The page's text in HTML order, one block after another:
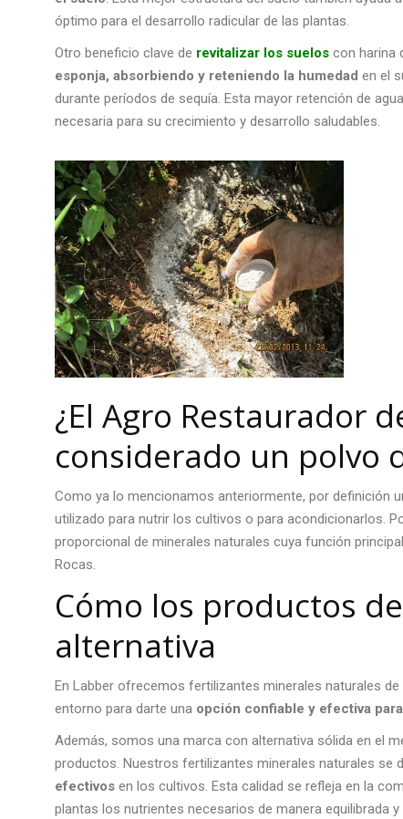
óptimo para el desarrollo radicular de las plantas.
Otro beneficio clave de revitalizar los suelos con harina
esponja, absorbiendo y reteniendo la humedad en el
durante períodos de sequía. Esta mayor retención de
necesaria para su crecimiento y desarrollo saludables.
¿El Agro Restaurador
considerado un polvo
Como ya lo mencionamos anteriormente, por definición
utilizado para nutrir los cultivos o para acondicionarlos.
proporcional de minerales naturales cuya función
Rocas.
Cómo los productos
alternativa
En Labber ofrecemos fertilizantes minerales naturales
entorno para darte una opción confiable y efectiva
Además, somos una marca con alternativa sólida en el
productos. Nuestros fertilizantes minerales naturales se
efectivos en los cultivos. Esta calidad se refleja en la
plantas los nutrientes necesarios de manera equilibrada y